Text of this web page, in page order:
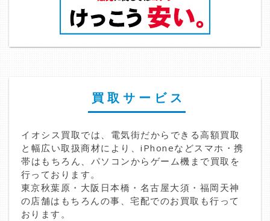
買取サービス
イオシス買取では、電気街だからできる高額買取
と幅広い取扱商材により、iPhoneなどスマホ・携
帯はもちろん、パソコンからゲーム機まで買取を
行っております。
東京秋葉原・大阪日本橋・名古屋大須・福岡天神
の店舗はもちろんの事、宅配でのお買取も行って
おります。